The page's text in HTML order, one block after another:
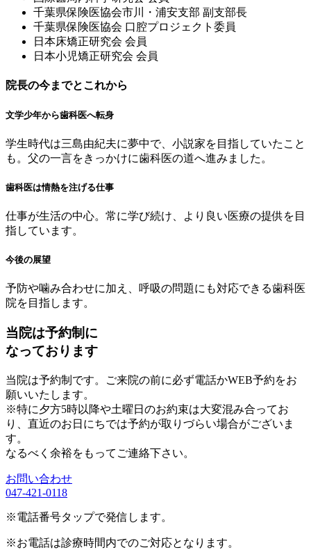
千葉県保険医協会市川・浦安⽀部 副⽀部⻑
千葉県保険医協会 ⼝腔プロジェクト委員
⽇本床矯正研究会 会員
⽇本⼩児矯正研究会 会員
院長の今までとこれから
文学少年から歯科医へ転身
学生時代は三島由紀夫に夢中で、小説家を目指していたこと
も。父の一言をきっかけに歯科医の道へ進みました。
歯科医は情熱を注げる仕事
仕事が生活の中心。常に学び続け、より良い医療の提供を目
指しています。
今後の展望
予防や噛み合わせに加え、呼吸の問題にも対応できる歯科医
院を目指します。
当院は予約制に
なっております
当院は予約制です。ご来院の前に必ず電話かWEB予約をお
願いいたします。
※特に夕方5時以降や土曜日のお約束は大変混み合ってお
り、直近のお日にちでは予約が取りづらい場合がございま
す。
なるべく余裕をもってご連絡下さい。
お問い合わせ
047-421-0118
※電話番号タップで発信します。
※お電話は診療時間内でのご対応となります。